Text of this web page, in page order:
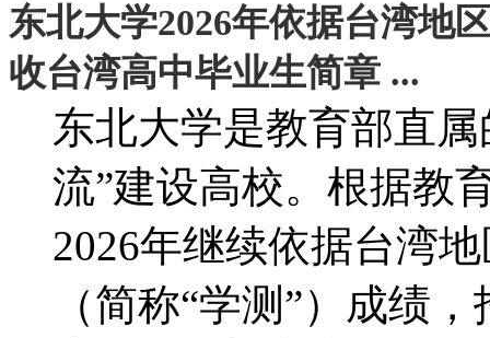
东北大学2026年依据台湾地
收台湾高中毕业生简章 ...
东北大学是教育部直
流”建设高校。根据教
2026年继续依据台湾
（简称“学测”）成绩